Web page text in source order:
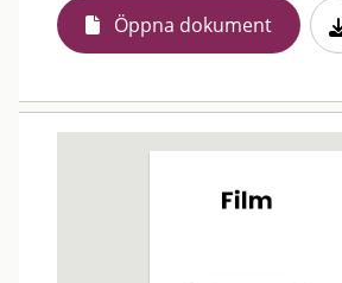
Öppna dokument